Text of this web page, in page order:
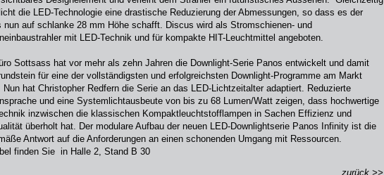
die LED-Technologie eine drastische Reduzierung der Abmessungen, so dass es der
nun auf schlanke 28 mm Höhe schafft. Discus wird als Stromschienen- und
mit LED-Technik und für kompakte HIT-Leuchtmittel angeboten.
Sottsass hat vor mehr als zehn Jahren die Downlight-Serie Panos entwickelt und damit
für eine der vollständigsten und erfolgreichsten Downlight-Programme am Markt
Nun hat Christopher Redfern die Serie an das LED-Lichtzeitalter adaptiert. Reduzierte
und eine Systemlichtausbeute von bis zu 68 Lumen/Watt zeigen, dass hochwertige
inzwischen die klassischen Kompaktleuchtstofflampen in Sachen Effizienz und
überholt hat. Der modulare Aufbau der neuen LED-Downlightserie Panos Infinity ist die
Antwort auf die Anforderungen an einen schonenden Umgang mit Ressourcen.
finden Sie in Halle 2, Stand B 30
zurück >>